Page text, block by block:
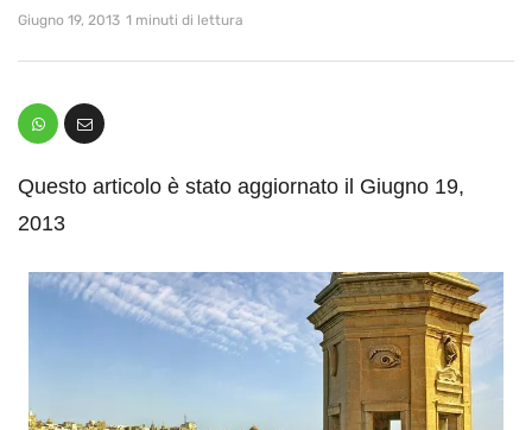
Giugno 19, 2013 1 minuti di lettura
Questo articolo è stato aggiornato il Giugno 19,
2013